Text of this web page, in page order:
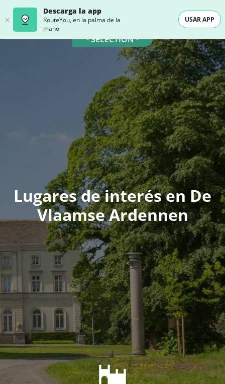
Descarga la app
RouteYou, en la palma de la
mano
USAR APP
- SELECTION -
Lugares de interés en De
Vlaamse Ardennen